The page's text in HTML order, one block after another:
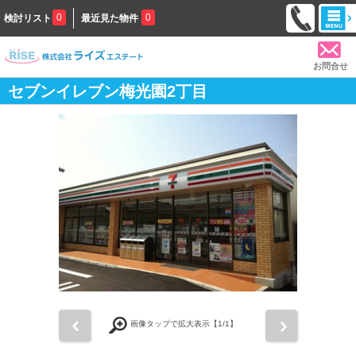
検討リスト 0 最近見た物件 0
お問合せ
セブンイレブン梅光園2丁目
画像タップで拡大表示【1/1】